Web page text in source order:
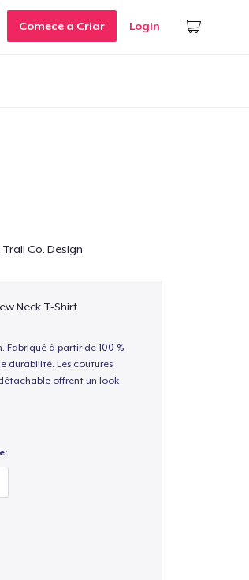
Comece a Criar Login
Co. Design
Neck T-Shirt
à partir de 100 %
durabilité. Les coutures
offrent un look